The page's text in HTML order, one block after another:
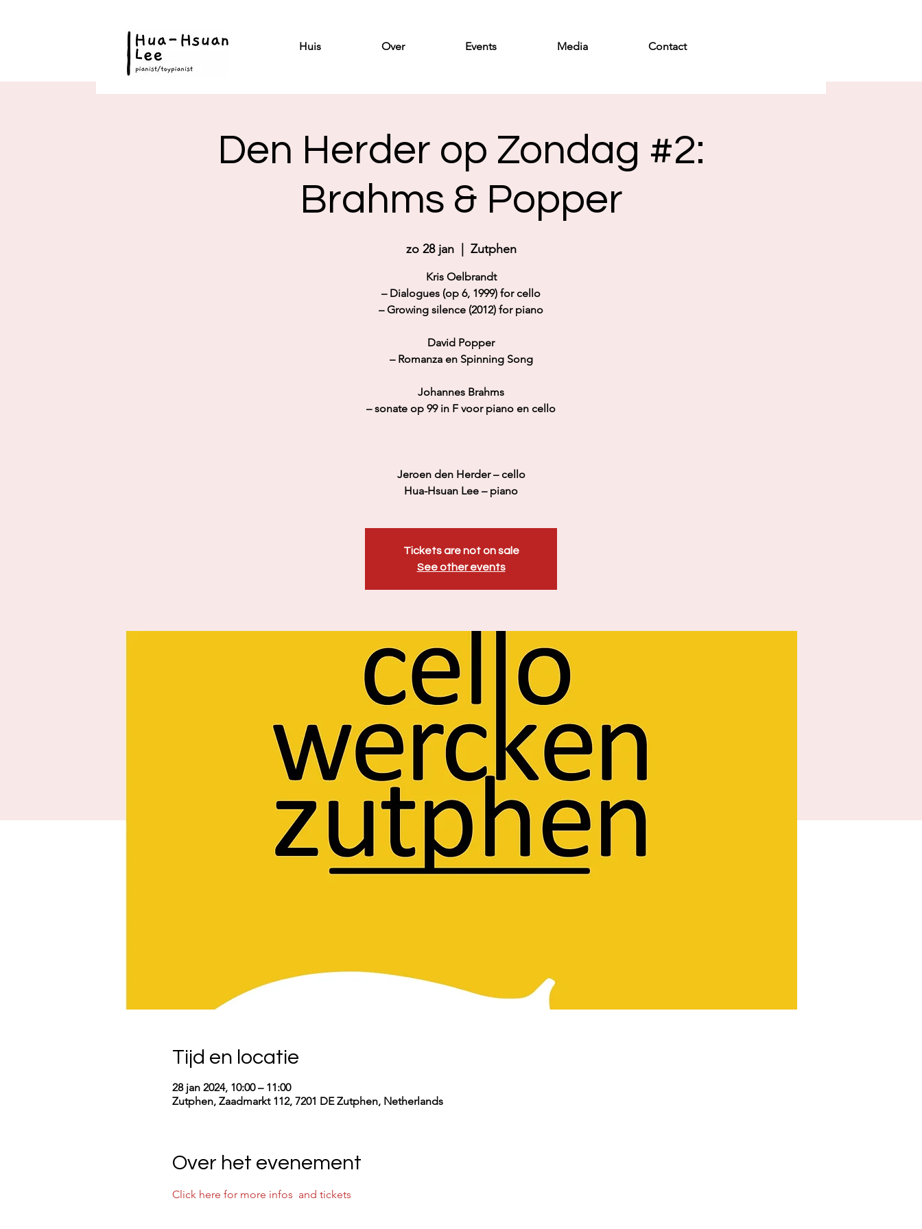
Huis Over Events Media Contact
Den Herder op Zondag #2:
Brahms & Popper
zo 28 jan
  |
Zutphen
Kris Oelbrandt
– Dialogues (op 6, 1999) for cello
– Growing silence (2012) for piano
David Popper
– Romanza en Spinning Song
Johannes Brahms
– sonate op 99 in F voor piano en cello
Jeroen den Herder – cello
Hua-Hsuan Lee – piano
Tickets are not on sale
See other events
Tijd en locatie
28 jan 2024, 10:00 – 11:00
Zutphen, Zaadmarkt 112, 7201 DE Zutphen, Netherlands
Over het evenement
Click here for more infos  and tickets